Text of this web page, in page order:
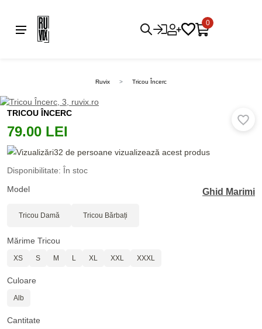
0
Ruvix Tricou Încerc
TRICOU ÎNCERC
79.00 LEI
32 de persoane vizualizează acest produs
Disponibilitate: În stoc
Model
Ghid Marimi
Tricou Damă Tricou Bărbați
Mărime Tricou
XS S M L XL XXL XXXL
Culoare
Alb
Cantitate